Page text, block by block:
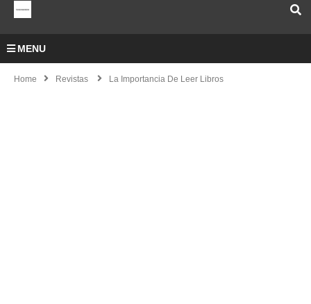
MENU
Home Revistas La Importancia De Leer Libros